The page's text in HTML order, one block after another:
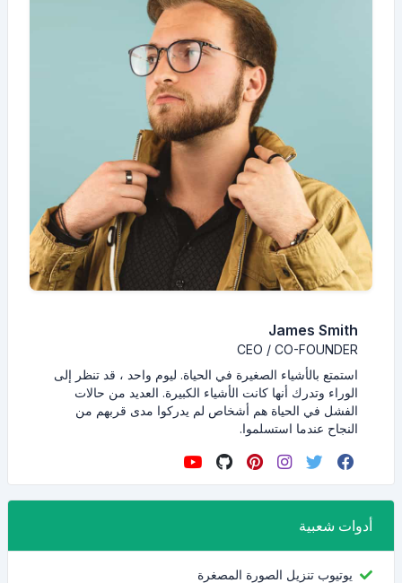
James Smith
CEO / CO-FOUNDER
استمتع بالأشياء الصغيرة في الحياة. ليوم واحد ، قد تنظر إلى
الوراء وتدرك أنها كانت الأشياء الكبيرة. العديد من حالات
الفشل في الحياة هم أشخاص لم يدركوا مدى قربهم من
النجاح عندما استسلموا.
أدوات شعبية
يوتيوب تنزيل الصورة المصغرة